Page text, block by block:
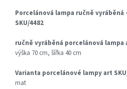
Porcelánová lampa ručně vyráběná
SKU/4482
ručně vyráběná porcelánová lampa
výška 70 cm, šířka 40 cm
Varianta porcelánové lampy art
mat